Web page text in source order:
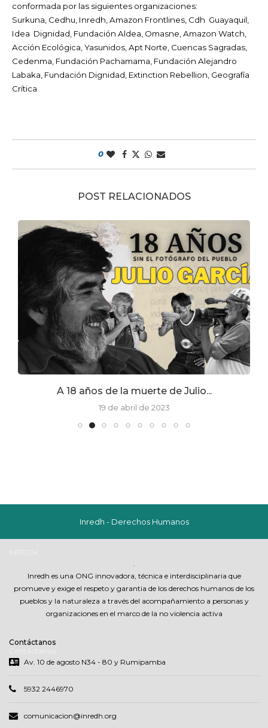
conformada por las siguientes organizaciones:
Surkuna, Cedhu, Inredh, Amazon Frontlines, Cdh Guayaquil,
Idea Dignidad, Fundación Aldea, Omasne, Amazon Watch,
Acción Ecológica, Yasunidos, Apt Norte, Cuencas Sagradas,
Cedenma, Fundación Pachamama, Fundación Alejandro
Labaka, Fundación Dignidad, Extinction Rebellion, Geografía
Crítica
0
POST RELACIONADOS
A 18 años de la muerte de Julio...
19 de abril de 2023
Inredh - Derechos Humanos
Inredh es una ONG innovadora, técnica e interdisciplinaria que
promueve y exige el respeto y garantia de los derechos humanos de los
pueblos y la naturaleza a través del acompañamiento a personas y
organizaciones en el marco de la no violencia activa
Contáctanos
Av. 10 de agosto N34 - 80 y Rumipamba
5932 2446970
comunicacion@inredh.org